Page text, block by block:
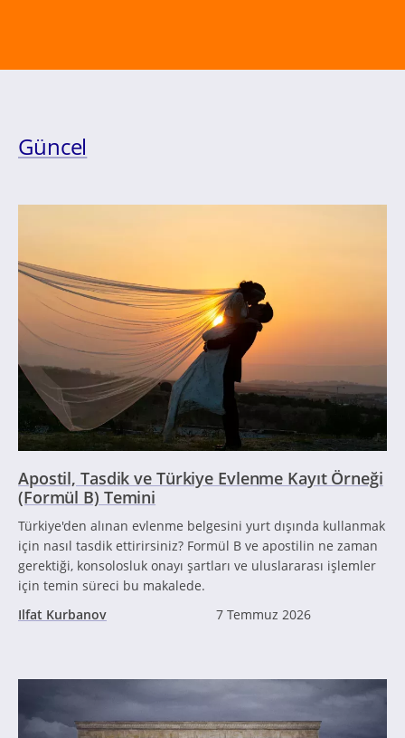
Güncel
Apostil, Tasdik ve Türkiye Evlenme Kayıt Örneği
(Formül B) Temini
Türkiye'den alınan evlenme belgesini yurt dışında kullanmak
için nasıl tasdik ettirirsiniz? Formül B ve apostilin ne zaman
gerektiği, konsolosluk onayı şartları ve uluslararası işlemler
için temin süreci bu makalede.
Ilfat Kurbanov
7 Temmuz 2026